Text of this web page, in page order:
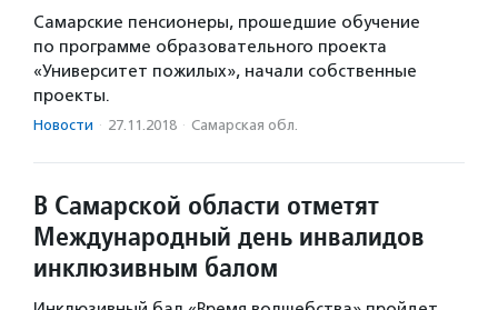
Самарские пенсионеры, прошедшие обучение
по программе образовательного проекта
«Университет пожилых», начали собственные
проекты.
Новости · 27.11.2018 · Самарская обл.
В Самарской области отметят
Международный день инвалидов
инклюзивным балом